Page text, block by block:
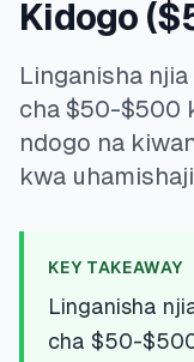
💳 BIDHAA
Pata
Kadi za
💰Mikopo
📱 Mikopo ya
Kidogo
Linganisha
cha $50-$500
ndogo na
kwa
KEY TAKEAWAY
Linganisha
cha $50-